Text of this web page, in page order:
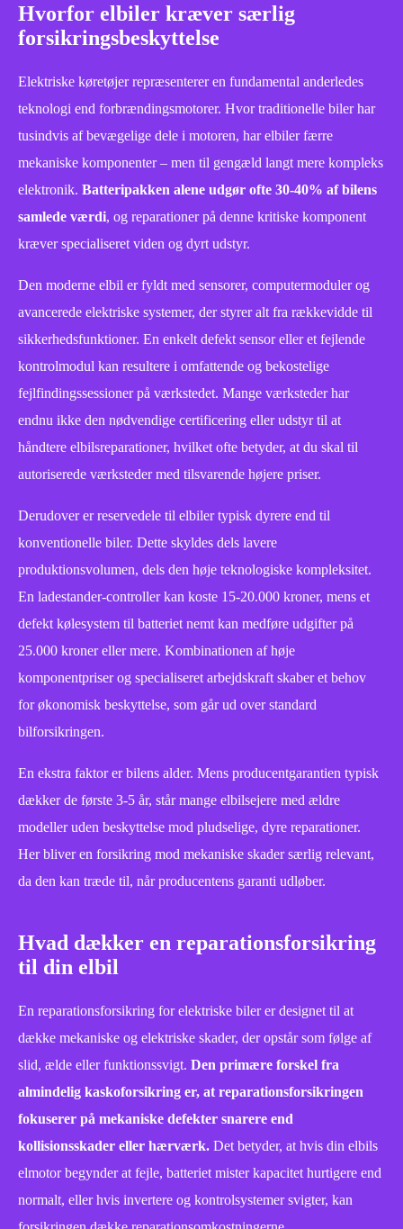
Hvorfor elbiler kræver særlig
forsikringsbeskyttelse
Elektriske køretøjer repræsenterer en fundamental anderledes
teknologi end forbrændingsmotorer. Hvor traditionelle biler har
tusindvis af bevægelige dele i motoren, har elbiler færre
mekaniske komponenter – men til gengæld langt mere kompleks
elektronik. Batteripakken alene udgør ofte 30-40% af bilens
samlede værdi, og reparationer på denne kritiske komponent
kræver specialiseret viden og dyrt udstyr.
Den moderne elbil er fyldt med sensorer, computermoduler og
avancerede elektriske systemer, der styrer alt fra rækkevidde til
sikkerhedsfunktioner. En enkelt defekt sensor eller et fejlende
kontrolmodul kan resultere i omfattende og bekostelige
fejlfindingssessioner på værkstedet. Mange værksteder har
endnu ikke den nødvendige certificering eller udstyr til at
håndtere elbilsreparationer, hvilket ofte betyder, at du skal til
autoriserede værksteder med tilsvarende højere priser.
Derudover er reservedele til elbiler typisk dyrere end til
konventionelle biler. Dette skyldes dels lavere
produktionsvolumen, dels den høje teknologiske kompleksitet.
En ladestander-controller kan koste 15-20.000 kroner, mens et
defekt kølesystem til batteriet nemt kan medføre udgifter på
25.000 kroner eller mere. Kombinationen af høje
komponentpriser og specialiseret arbejdskraft skaber et behov
for økonomisk beskyttelse, som går ud over standard
bilforsikringen.
En ekstra faktor er bilens alder. Mens producentgarantien typisk
dækker de første 3-5 år, står mange elbilsejere med ældre
modeller uden beskyttelse mod pludselige, dyre reparationer.
Her bliver en forsikring mod mekaniske skader særlig relevant,
da den kan træde til, når producentens garanti udløber.
Hvad dækker en reparationsforsikring
til din elbil
En reparationsforsikring for elektriske biler er designet til at
dække mekaniske og elektriske skader, der opstår som følge af
slid, ælde eller funktionssvigt. Den primære forskel fra
almindelig kaskoforsikring er, at reparationsforsikringen
fokuserer på mekaniske defekter snarere end
kollisionsskader eller hærværk. Det betyder, at hvis din elbils
elmotor begynder at fejle, batteriet mister kapacitet hurtigere end
normalt, eller hvis invertere og kontrolsystemer svigter, kan